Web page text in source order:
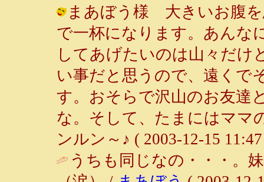
まあぼう様 大きいお腹を
で一杯になります。あんな
してあげたいのは山々だけ
い事だと思うので、遠くで
す。おそらで沢山のお友達
な。そして、たまにはママ
ンルン～♪ ( 2003-12-15
うちも同じなの・・・。